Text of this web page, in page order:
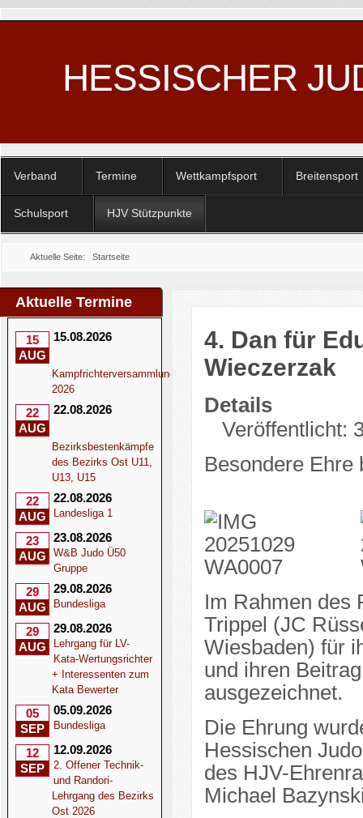
HESSISCHER
Verband Termine Wettkampfsport Breitensport
Schulsport HJV Stützpunkte
Aktuelle Seite: Startseite
Aktuelle Termine
15
AUG
15.08.2026
Kampfrichterversammlung
2026
22
AUG
22.08.2026
Bezirksbestenkämpfe
des Bezirks Ost U11,
U13, U15
22
AUG
22.08.2026
Landesliga 1
23
AUG
23.08.2026
W&B Judo Ü50
Gruppe
29
AUG
29.08.2026
Bundesliga
29
AUG
29.08.2026
Lehrgang für LV-
Kata-Wertungsrichter
+ Interessenten zum
Kata Bewerter
05
SEP
05.09.2026
Bundesliga
12
SEP
12.09.2026
2. Offener Technik-
und Randori-
Lehrgang des Bezirks
Ost 2026
4. Dan für
Wieczerzak
Details
Veröffentlicht:
Besondere Ehre
Im Rahmen des
Trippel (JC
Wiesbaden) für
und ihren
ausgezeichnet.
Die Ehrung
Hessischen
des HJV-
Michael